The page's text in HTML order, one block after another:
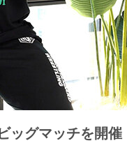
ッグマッチを開催